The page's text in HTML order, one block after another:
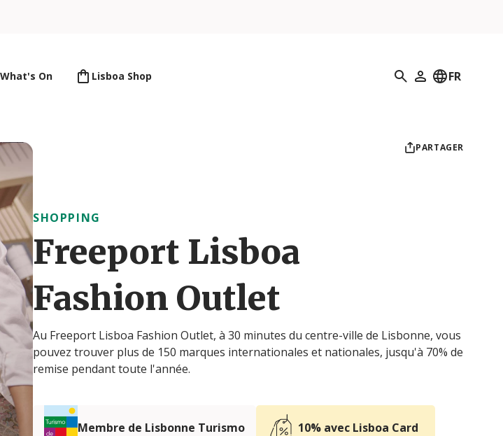
What's On Lisboa Shop Recherche
Mon profil
FR
PARTAGER
SHOPPING
Freeport Lisboa
Fashion Outlet
Au Freeport Lisboa Fashion Outlet, à 30 minutes du centre-ville de Lisbonne, vous
pouvez trouver plus de 150 marques internationales et nationales, jusqu'à 70% de
remise pendant toute l'année.
Membre de Lisbonne Turismo 10% avec Lisboa Card